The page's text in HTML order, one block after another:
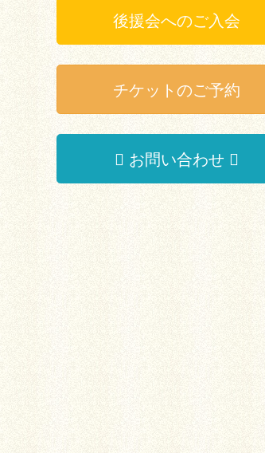
後援会へのご入会
チケットのご予約
お問い合わせ